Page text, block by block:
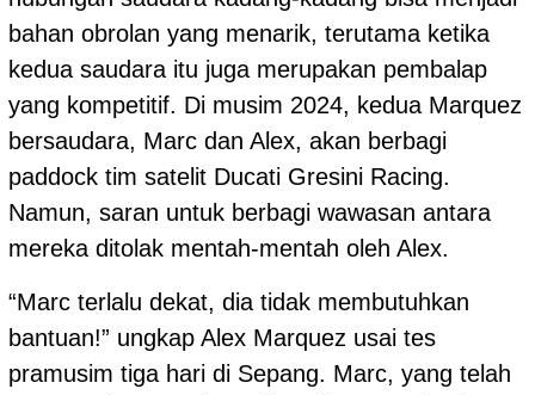
bahan obrolan yang menarik, terutama ketika
kedua saudara itu juga merupakan pembalap
yang kompetitif. Di musim 2024, kedua Marquez
bersaudara, Marc dan Alex, akan berbagi
paddock tim satelit Ducati Gresini Racing.
Namun, saran untuk berbagi wawasan antara
mereka ditolak mentah-mentah oleh Alex.
“Marc terlalu dekat, dia tidak membutuhkan
bantuan!” ungkap Alex Marquez usai tes
pramusim tiga hari di Sepang. Marc, yang telah